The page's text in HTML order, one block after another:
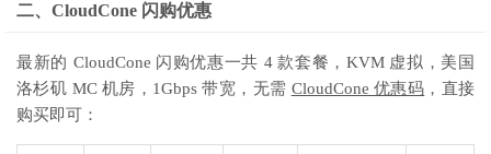
二、CloudCone 闪购优惠
最新的 CloudCone 闪购优惠一共 4 款套餐，KVM 虚拟，美国
洛杉矶 MC 机房，1Gbps 带宽，无需 CloudCone 优惠码 ，直接
购买即可：